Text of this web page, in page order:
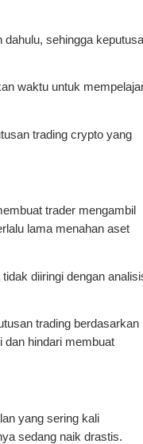
dahulu, sehingga
waktu untuk
trading crypto yang
trader mengambil
lama menahan aset
diiringi dengan
trading berdasarkan
dan hindari membuat
yang sering kali
sedang naik drastis.